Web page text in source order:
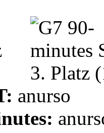
anurso